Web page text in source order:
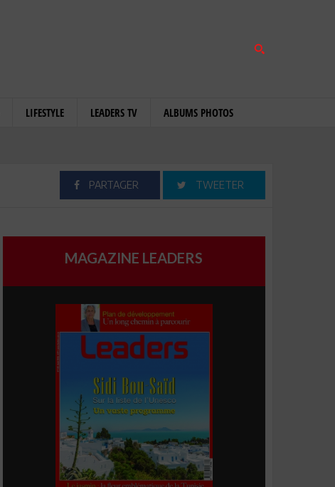
LIFESTYLE LEADERS TV ALBUMS PHOTOS
PARTAGER TWEETER
MAGAZINE LEADERS